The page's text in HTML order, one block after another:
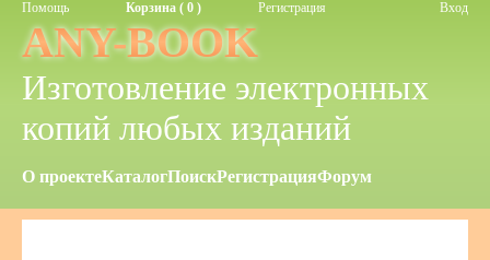
Помощь Корзина ( 0 ) Регистрация Вход
ANY-BOOK
Изготовление электронных
копий любых изданий
О проектеКаталогПоискРегистрацияФорум